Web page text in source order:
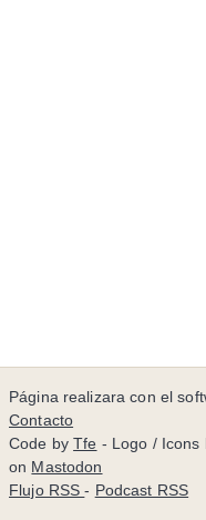
Página realizara con el
Contacto
Code byTfe - Logo / Icons
on Mastodon
Flujo RSS- Podcast RSS